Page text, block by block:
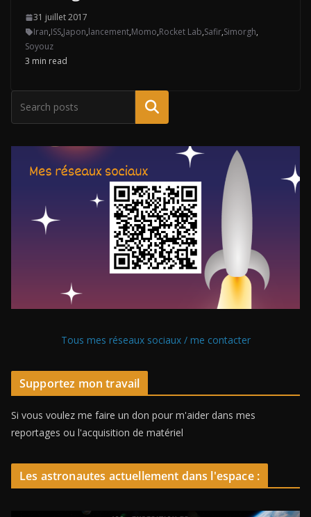
31 juillet 2017
Iran,ISS,Japon,lancement,Momo,Rocket Lab,Safir,Simorgh,
Soyouz
3 min read
Tous mes réseaux sociaux / me contacter
Supportez mon travail
Si vous voulez me faire un don pour m'aider dans mes
reportages ou l'acquisition de matériel
Les astronautes actuellement dans l'espace :